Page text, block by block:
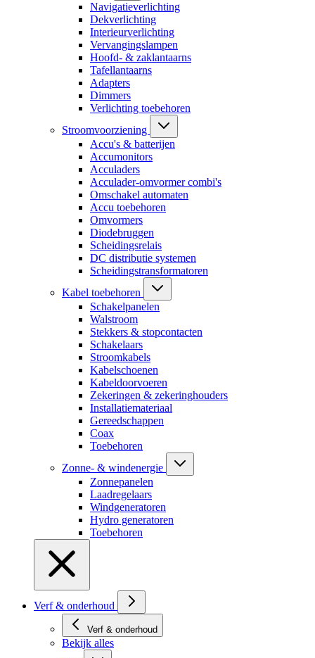
Navigatieverlichting
Dekverlichting
Interieurverlichting
Vervangingslampen
Hoofd- & zaklantaarns
Tafellantaarns
Adapters
Dimmers
Verlichting toebehoren
Stroomvoorziening
Accu's & batterijen
Accumonitors
Acculaders
Acculader-omvormer combi's
Omschakel automaten
Accu toebehoren
Omvormers
Diodebruggen
Scheidingsrelais
DC distributie systemen
Scheidingstransformatoren
Kabel toebehoren
Schakelpanelen
Walstroom
Stekkers & stopcontacten
Schakelaars
Stroomkabels
Kabelschoenen
Kabeldoorvoeren
Zekeringen & zekeringhouders
Installatiemateriaal
Gereedschappen
Coax
Toebehoren
Zonne- & windenergie
Zonnepanelen
Laadregelaars
Windgeneratoren
Hydro generatoren
Toebehoren
Verf & onderhoud
Verf & onderhoud
Bekijk alles